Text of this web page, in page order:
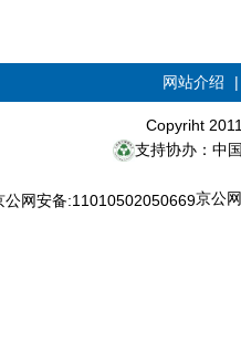
网站介绍
Copyriht
支持协办：中
京公